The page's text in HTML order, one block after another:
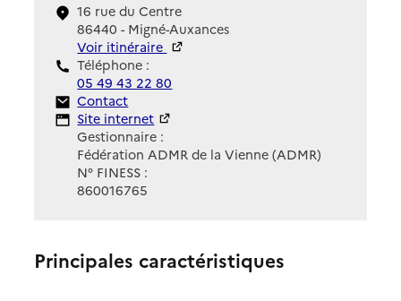
16 rue du Centre
86440 - Migné-Auxances
Voir itinéraire
Téléphone :
05 49 43 22 80
Contact
Contact
Site Internet
Site internet
Gestionnaire :
Fédération ADMR de la Vienne (ADMR)
N° FINESS :
860016765
Principales caractéristiques